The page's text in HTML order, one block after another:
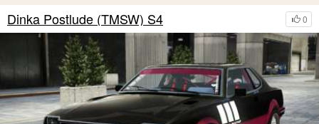
0
Dinka Postlude (TMSW) S4